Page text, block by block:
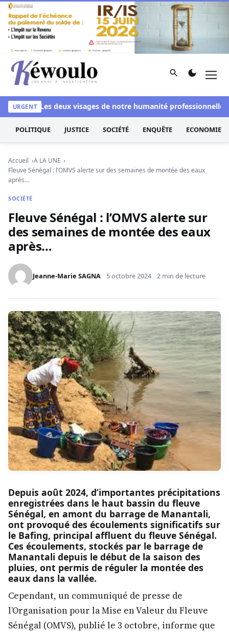
Aller au contenu
Kéwoulo, le premier site d'information et d'investigation
Rechercher
URGENTLes deux visages de notre humanité professionnelle :
POLITIQUE JUSTICE SOCIÉTÉ ENQUÊTE ECONOMIE
Accueil
A LA UNE
Fleuve Sénégal : l’OMVS alerte sur des semaines de montée des eaux
après…
SOCIÉTÉ
Fleuve Sénégal : l’OMVS alerte sur
des semaines de montée des eaux
après…
Jeanne-Marie SAGNA 5 octobre 2024 2 min de lecture
Depuis août 2024, d’importantes précipitations
enregistrées dans le haut bassin du fleuve
Sénégal, en amont du barrage de Manantali,
ont provoqué des écoulements significatifs sur
le Bafing, principal affluent du fleuve Sénégal.
Ces écoulements, stockés par le barrage de
Manantali depuis le début de la saison des
pluies, ont permis de réguler la montée des
eaux dans la vallée.
Cependant, un communiqué de presse de
l’Organisation pour la Mise en Valeur du Fleuve
Sénégal (OMVS), publié le 3 octobre, informe que